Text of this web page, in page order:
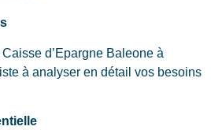
d’Epargne Baleone à
à analyser en détail vos besoins